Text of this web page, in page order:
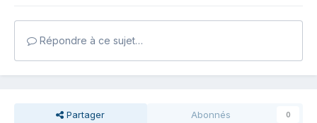
Répondre à ce sujet…
Partager Abonnés 0